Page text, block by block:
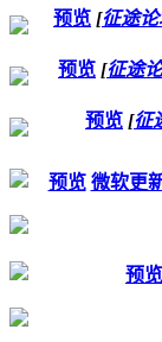
预览 [征途论
预览 [征途
预览 [征
预览 微软更
预览